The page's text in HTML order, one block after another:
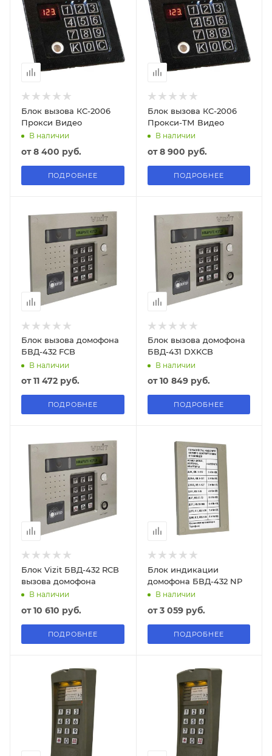
Блок вызова КС-2006
Прокси Видео
В наличии
от8 400 руб.
ПОДРОБНЕЕ
Блок вызова КС-2006
Прокси-ТМ Видео
В наличии
от8 900 руб.
ПОДРОБНЕЕ
Блок вызова домофона
БВД-432 FCB
В наличии
от11 472 руб.
ПОДРОБНЕЕ
Блок вызова домофона
БВД-431 DXKCB
В наличии
от10 849 руб.
ПОДРОБНЕЕ
Блок Vizit БВД-432 RCB
вызова домофона
В наличии
от10 610 руб.
ПОДРОБНЕЕ
Блок индикации
домофона БВД-432 NP
В наличии
от3 059 руб.
ПОДРОБНЕЕ